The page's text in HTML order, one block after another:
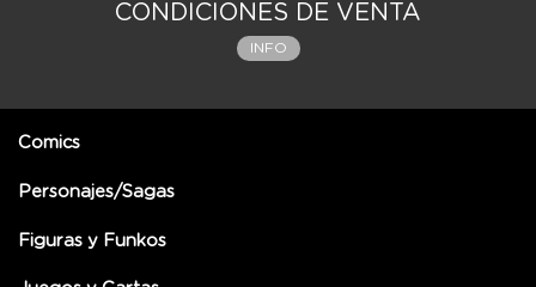
CONDICIONES DE VENTA
INFO
Comics
Personajes/Sagas
Figuras y Funkos